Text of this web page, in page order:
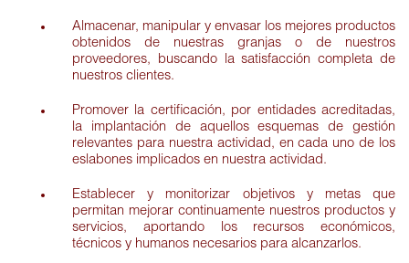
Almacenar, manipular y envasar los mejores productos
obtenidos de nuestras granjas o de nuestros
proveedores, buscando la satisfacción completa de
nuestros clientes.
Promover la certificación, por entidades acreditadas,
la implantación de aquellos esquemas de gestión
relevantes para nuestra actividad, en cada uno de los
eslabones implicados en nuestra actividad.
Establecer y monitorizar objetivos y metas que
permitan mejorar continuamente nuestros productos y
servicios, aportando los recursos económicos,
técnicos y humanos necesarios para alcanzarlos.